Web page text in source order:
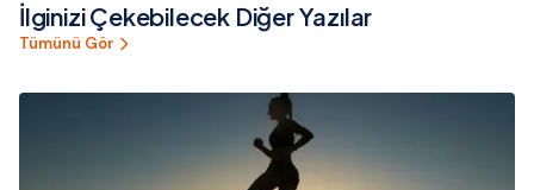
İlginizi Çekebilecek Diğer Yazılar
Tümünü Gör